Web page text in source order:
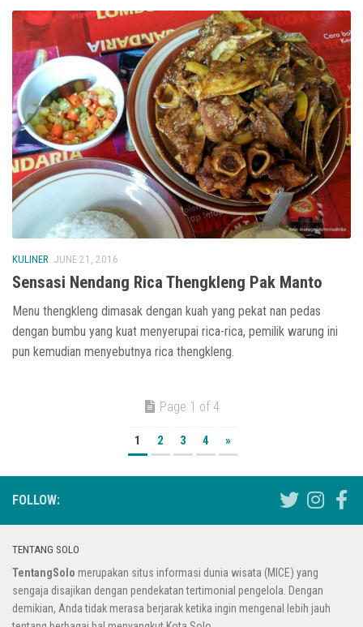
KULINER JUNE 21, 2016
Sensasi Nendang Rica Thengkleng Pak Manto
Menu thengkleng dimasak dengan kuah yang pekat nan pedas
dengan bumbu yang kuat menyerupai rica-rica, pemilik warung ini
pun kemudian menyebutnya rica thengkleng.
Page 1 of 4
1 2 3 4 »
FOLLOW:
TENTANG SOLO
TentangSolo merupakan situs informasi dunia wisata (MICE) yang
sengaja disajikan dengan pendekatan tertimonial pengelola. Dengan
demikian, Anda tidak merasa berjarak ketika ingin mengenal lebih jauh